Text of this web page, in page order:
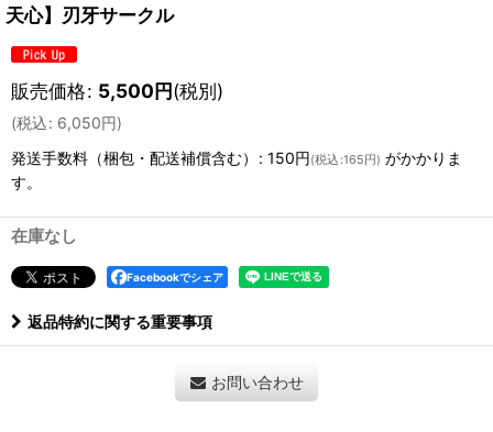
天心】刃牙サークル
販売価格: 5,500円(税別)
(税込: 6,050円)
発送手数料（梱包・配送補償含む）
: 150円(税込 :165円 ) がかかりま
す。
在庫なし
Facebookでシェア
返品特約に関する重要事項
お問い合わせ